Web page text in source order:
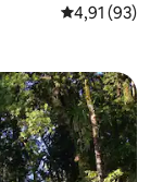
Gemiddelde
4,91 (93)